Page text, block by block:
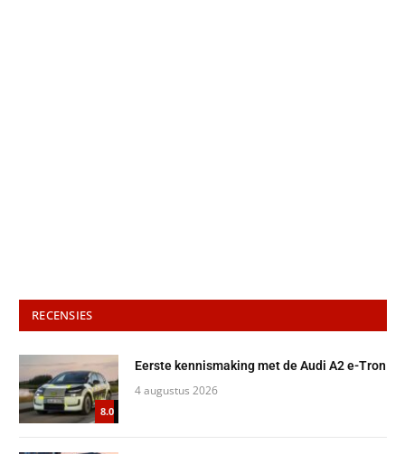
RECENSIES
8.0
Eerste kennismaking met de Audi A2 e-Tron
4 augustus 2026